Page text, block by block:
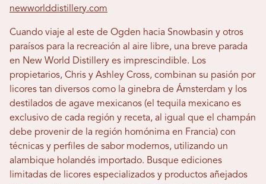
newworlddistillery.com
Cuando viaje al este de Ogden hacia Snowbasin y otros
paraísos para la recreación al aire libre, una breve parada
en New World Distillery es imprescindible. Los
propietarios, Chris y Ashley Cross, combinan su pasión por
licores tan diversos como la ginebra de Ámsterdam y los
destilados de agave mexicanos (el tequila mexicano es
exclusivo de cada región y receta, al igual que el champán
debe provenir de la región homónima en Francia) con
técnicas y perfiles de sabor modernos, utilizando un
alambique holandés importado. Busque ediciones
limitadas de licores especializados y productos añejados